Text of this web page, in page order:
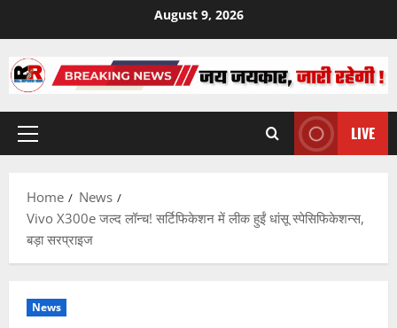
content
August 9, 2026
Primary
LIVE
Home
News
Vivo X300e जल्द लॉन्च! सर्टिफिकेशन में लीक हुईं धांसू स्पेसिफिकेशन्स,
बड़ा सरप्राइज
News